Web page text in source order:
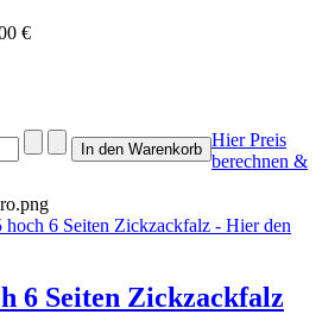
€
Hier Preis
berechnen &
6 Seiten Zickzackfalz